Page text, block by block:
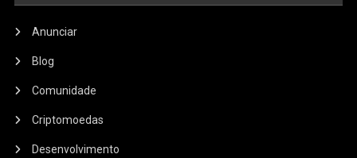
Anunciar
Blog
Comunidade
Criptomoedas
Desenvolvimento